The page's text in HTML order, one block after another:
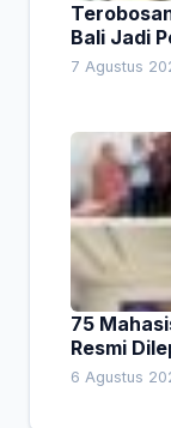
Bali Jadi
7 Agustus
75
Resmi
Empat
6 Agustus